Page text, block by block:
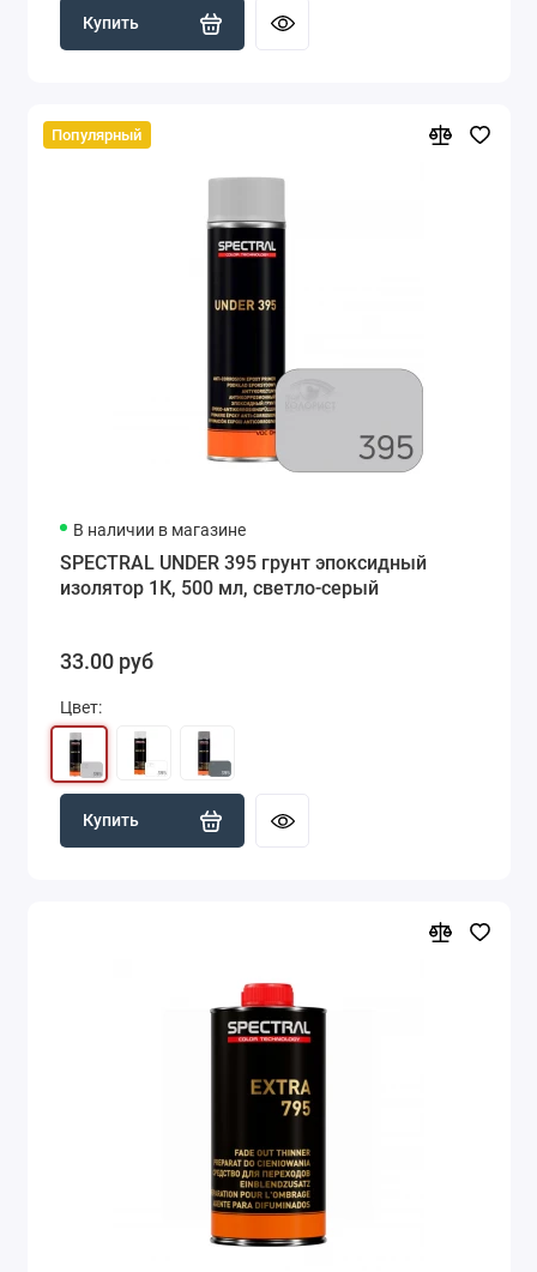
Купить
Популярный
В наличии в магазине
SPECTRAL UNDER 395 грунт эпоксидный
изолятор 1К, 500 мл, светло-серый
33.00 руб
Цвет:
Купить